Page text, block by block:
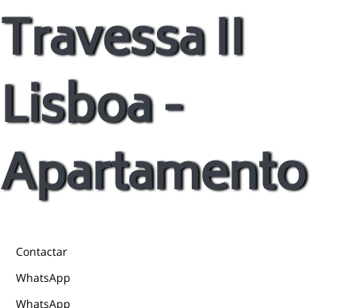
Travessa II
Lisboa -
Apartamento
Contactar
WhatsApp
WhatsApp